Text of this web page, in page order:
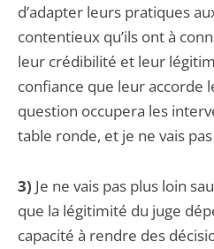
d’adapter leurs pratiques
contentieux qu’ils ont à
leur crédibilité et leur
confiance que leur accorde
question occupera les
table ronde, et je ne vais
3) Je ne vais pas plus loin
que la légitimité du juge
capacité à rendre des